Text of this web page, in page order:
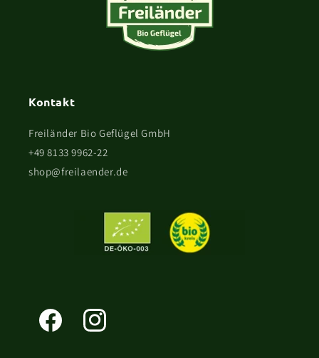
Kontakt
Freiländer Bio Geflügel GmbH
+49 8133 9962-22
shop@freilaender.de
Facebook Instagram